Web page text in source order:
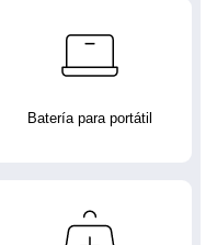
Batería para portátil